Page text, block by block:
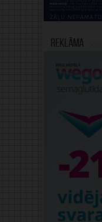
Reklāma